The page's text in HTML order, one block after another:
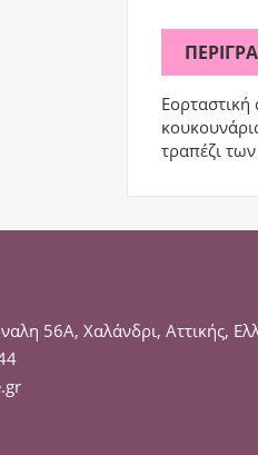
τραπέζι
56Α, Χαλάνδρι, Αττικής,